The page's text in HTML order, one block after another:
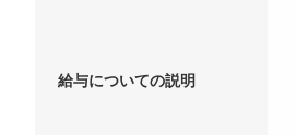
給与についての説明